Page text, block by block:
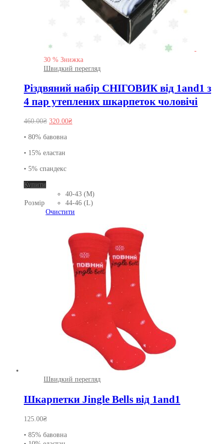
-
30 % Знижка
Швидкий перегляд
Різдвяний набір СНІГОВИК від 1and1 з
4 пар утеплених шкарпеток чоловічі
460.00₴ Оригінальна
460.00₴.
320.00₴Поточна
• 80% бавовна
• 15% еластан
• 5% спандекс
Купити
товар
кілька
вибрати
Розмір
40-43 (M)
44-46 (L)
Очистити
Швидкий перегляд
Шкарпетки Jingle Bells від 1and1
125.00₴
• 85% бавовна